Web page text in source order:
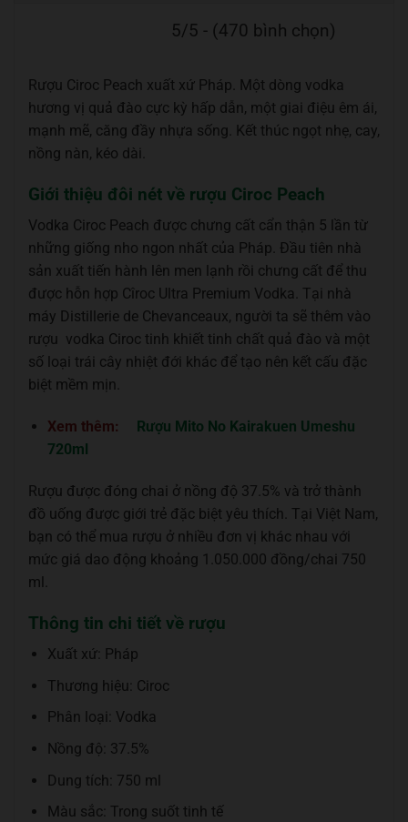
5/5 - (470 bình chọn)
Rượu Ciroc Peach xuất xứ Pháp. Một dòng vodka
hương vị quả đào cực kỳ hấp dẫn, một giai điệu êm ái,
mạnh mẽ, căng đầy nhựa sống. Kết thúc ngọt nhẹ, cay,
nồng nàn, kéo dài.
Giới thiệu đôi nét về rượu Ciroc Peach
Vodka Ciroc Peach được chưng cất cẩn thận 5 lần từ
những giống nho ngon nhất của Pháp. Đầu tiên nhà
sản xuất tiến hành lên men lạnh rồi chưng cất để thu
được hỗn hợp Cîroc Ultra Premium Vodka. Tại nhà
máy Distillerie de Chevanceaux, người ta sẽ thêm vào
rượu vodka Ciroc tinh khiết tinh chất quả đào và một
số loại trái cây nhiệt đới khác để tạo nên kết cấu đặc
biệt mềm mịn.
Xem thêm:
Rượu Mito No Kairakuen Umeshu
720ml
Rượu được đóng chai ở nồng độ 37.5% và trở thành
đồ uống được giới trẻ đặc biệt yêu thích. Tại Việt Nam,
bạn có thể mua rượu ở nhiều đơn vị khác nhau với
mức giá dao động khoảng 1.050.000 đồng/chai 750
ml.
Thông tin chi tiết về rượu
Xuất xứ: Pháp
Thương hiệu: Ciroc
Phân loại: Vodka
Nồng độ: 37.5%
Dung tích: 750 ml
Màu sắc: Trong suốt tinh tế